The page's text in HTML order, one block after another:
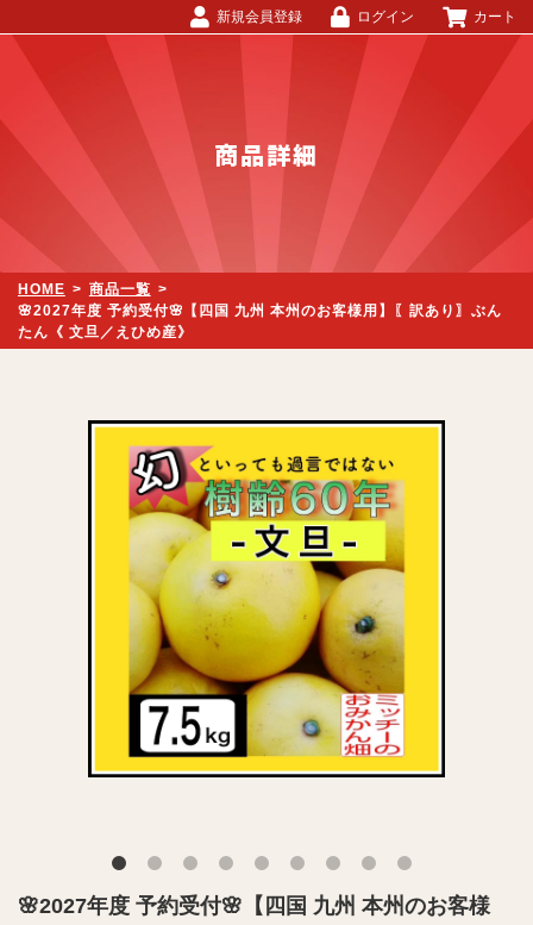
新規会員登録 ログイン カート
商品詳細
HOME > 商品一覧 >
🌸2027年度 予約受付🌸【四国 九州 本州のお客様用】〖訳あり〗ぶん
たん《 文旦／えひめ産》
🌸2027年度 予約受付🌸【四国 九州 本州のお客様